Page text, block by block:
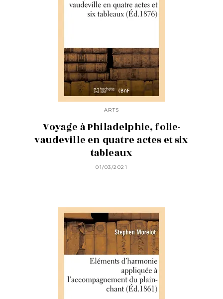
ARTS
Voyage à Philadelphie, folie-
vaudeville en quatre actes et six
tableaux
01/03/2021